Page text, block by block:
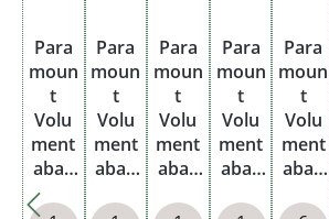
Para
moun
t
Volu
ment
abak
Blue
Para
moun
t
Volu
ment
abak
Para
moun
t
Volu
ment
abak
Para
moun
t
Volu
ment
abak
Para
moun
t
Volu
ment
abak